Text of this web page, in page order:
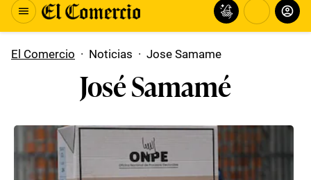
El Comercio · Noticias · Jose Samame
José Samamé